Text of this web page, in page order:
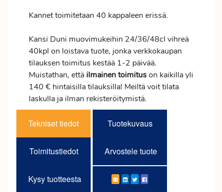
Kannet toimitetaan 40 kappaleen erissä.
Kansi Duni muovimukeihin 24/36/48cl vihreä
40kpl on loistava tuote, jonka verkkokaupan
tilauksen toimitus kestää 1-2 päivää.
Muistathan, että ilmainentoimituson kaikilla yli
140 € hintaisilla tilauksilla! Meiltä voit tilata
laskulla ja ilman rekisteröitymistä.
Tekniset tiedot Tuotekuvaus
Toimitustiedot Arvostele tuote
Kysy tuotteesta